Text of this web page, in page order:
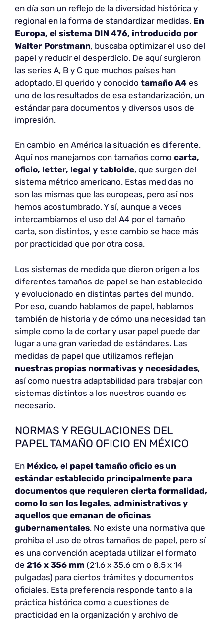
en día son un reflejo de la diversidad histórica y
regional en la forma de standardizar medidas. En
Europa, el sistema DIN 476, introducido por
Walter Porstmann, buscaba optimizar el uso del
papel y reducir el desperdicio. De aquí surgieron
las series A, B y C que muchos países han
adoptado. El querido y conocido tamaño A4 es
uno de los resultados de esa estandarización, un
estándar para documentos y diversos usos de
impresión.
En cambio, en América la situación es diferente.
Aquí nos manejamos con tamaños como carta,
oficio, letter, legal y tabloide, que surgen del
sistema métrico americano. Estas medidas no
son las mismas que las europeas, pero así nos
hemos acostumbrado. Y sí, aunque a veces
intercambiamos el uso del A4 por el tamaño
carta, son distintos, y este cambio se hace más
por practicidad que por otra cosa.
Los sistemas de medida que dieron origen a los
diferentes tamaños de papel se han establecido
y evolucionado en distintas partes del mundo.
Por eso, cuando hablamos de papel, hablamos
también de historia y de cómo una necesidad tan
simple como la de cortar y usar papel puede dar
lugar a una gran variedad de estándares. Las
medidas de papel que utilizamos reflejan
nuestras propias normativas y necesidades,
así como nuestra adaptabilidad para trabajar con
sistemas distintos a los nuestros cuando es
necesario.
NORMAS Y REGULACIONES DEL
PAPEL TAMAÑO OFICIO EN MÉXICO
En México, el papel tamaño oficio es un
estándar establecido principalmente para
documentos que requieren cierta formalidad,
como lo son los legales, administrativos y
aquellos que emanan de oficinas
gubernamentales. No existe una normativa que
prohiba el uso de otros tamaños de papel, pero sí
es una convención aceptada utilizar el formato
de 216 x 356 mm (21.6 x 35.6 cm o 8.5 x 14
pulgadas) para ciertos trámites y documentos
oficiales. Esta preferencia responde tanto a la
práctica histórica como a cuestiones de
practicidad en la organización y archivo de